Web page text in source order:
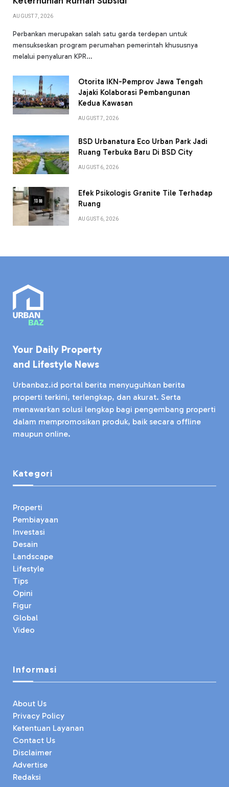
AUGUST 7, 2026
Perbankan merupakan salah satu garda terdepan untuk
mensukseskan program perumahan pemerintah khususnya
melalui penyaluran KPR…
Otorita IKN-Pemprov Jawa Tengah
Jajaki Kolaborasi Pembangunan
Kedua Kawasan
AUGUST 7, 2026
BSD Urbanatura Eco Urban Park Jadi
Ruang Terbuka Baru Di BSD City
AUGUST 6, 2026
Efek Psikologis Granite Tile Terhadap
Ruang
AUGUST 6, 2026
Your Daily Property
and Lifestyle News
Urbanbaz.id portal berita menyuguhkan berita
properti terkini, terlengkap, dan akurat. Serta
menawarkan solusi lengkap bagi pengembang properti
dalam mempromosikan produk, baik secara offline
maupun online.
Kategori
Properti
Pembiayaan
Investasi
Desain
Landscape
Lifestyle
Tips
Opini
Figur
Global
Video
Informasi
About Us
Privacy Policy
Ketentuan Layanan
Contact Us
Disclaimer
Advertise
Redaksi